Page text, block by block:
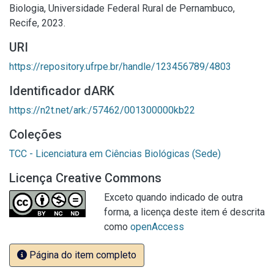
Biologia, Universidade Federal Rural de Pernambuco,
Recife, 2023.
URI
https://repository.ufrpe.br/handle/123456789/4803
Identificador dARK
https://n2t.net/ark:/57462/001300000kb22
Coleções
TCC - Licenciatura em Ciências Biológicas (Sede)
Licença Creative Commons
Exceto quando indicado de outra
forma, a licença deste item é descrita
como openAccess
Página do item completo